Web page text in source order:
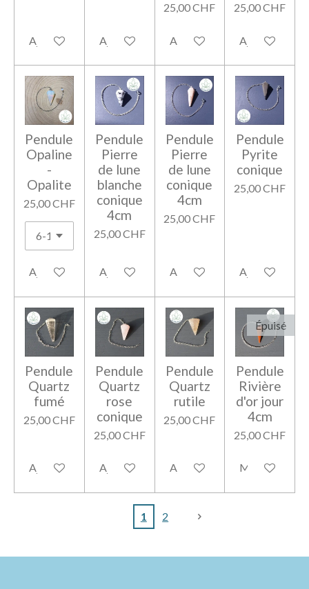
Ajouter au panierAjouter au panier
25,00 CHF
Ajouter au panier
25,00 CHF
Ajouter au
Pendule
Opaline
-
Opalite
25,00 CHF
Ajouter au panier
Pendule
Pierre
de lune
blanche
conique
4cm
25,00 CHF
Ajouter au panier
Pendule
Pierre
de lune
conique
4cm
25,00 CHF
Ajouter au panier
Pendule
Pyrite
conique
25,00 CHF
Ajouter au
Pendule
Quartz
fumé
25,00 CHF
Ajouter au panier
Pendule
Quartz
rose
conique
25,00 CHF
Ajouter au panier
Pendule
Quartz
rutile
25,00 CHF
Ajouter au panier
Épuisé
Pendule
Rivière
d'or jour
4cm
25,00 CHF
M'avertir si
1 2